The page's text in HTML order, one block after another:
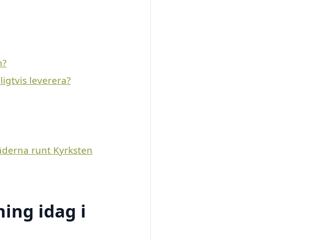
leverera?
runt Kyrksten
idag i